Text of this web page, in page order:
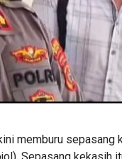
memburu sepasang
Sepasang kekasih